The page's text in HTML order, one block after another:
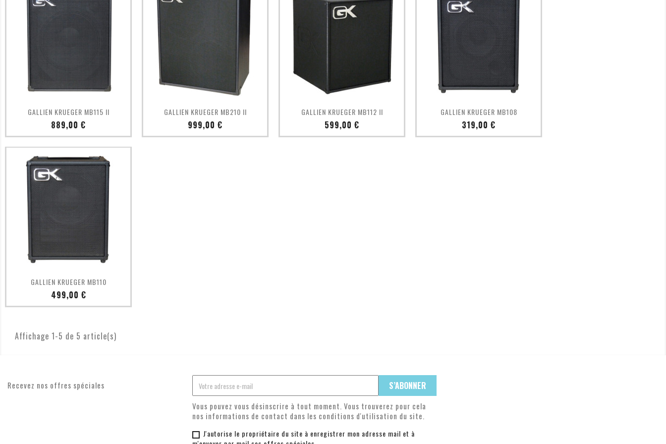
GALLIEN KRUEGER MB115 II
Prix
889,00 €
Aperçu rapide GALLIEN KRUEGER MB210 II
Prix
999,00 €
Aperçu rapide GALLIEN KRUEGER MB112 II
Prix
599,00 €
Aperçu rapide GALLIEN KRUEGER MB108
Prix
319,00 €
Aperçu rapide
GALLIEN KRUEGER MB110
Prix
499,00 €
Aperçu rapide
Affichage 1-5 de 5 article(s)
Recevez nos offres spéciales
Vous pouvez vous désinscrire à tout moment. Vous trouverez pour cela
nos informations de contact dans les conditions d'utilisation du site.
J'autorise le propriétaire du site à enregistrer mon adresse mail et à